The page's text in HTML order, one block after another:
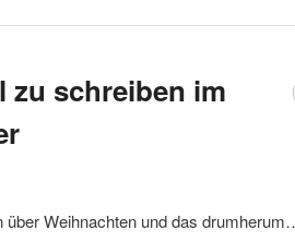
zu schreiben im
über Weihnachten und das